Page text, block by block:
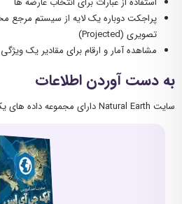
پراجکت دوباره یک لایه از سیستم مرجع
تصویری (Projected)
مشاهده آمار و ارقام برای مقادیر یک
به دست آوردن اطلاعات
سایت Natural Earth دارای مجموعه داده های یک راه آهن همگانی است.